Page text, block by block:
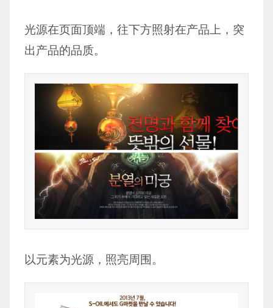
光源在页面顶端，往下方照射在产品上，突
出产品的品质。
以元素为光源，照亮周围。